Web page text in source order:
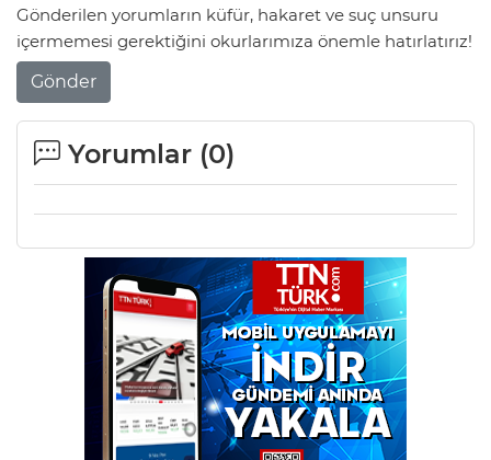
Gönderilen yorumların küfür, hakaret ve suç unsuru
içermemesi gerektiğini okurlarımıza önemle hatırlatırız!
Gönder
Yorumlar (0)